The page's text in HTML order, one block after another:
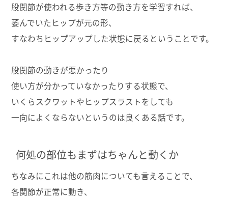
股関節が使われる歩き方等の動き方を学習すれば、
萎んでいたヒップが元の形、
すなわちヒップアップした状態に戻るということです。
股関節の動きが悪かったり
使い方が分かっていなかったりする状態で、
いくらスクワットやヒップスラストをしても
一向によくならないというのは良くある話です。
何処の部位もまずはちゃんと動くか
ちなみにこれは他の筋肉についても言えることで、
各関節が正常に動き、